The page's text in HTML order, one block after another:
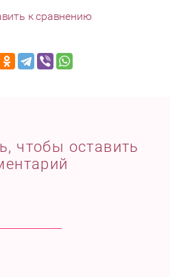
к сравнению
чтобы оставить